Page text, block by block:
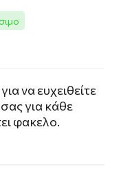
να ευχειθείτε
για κάθε
φακελο.